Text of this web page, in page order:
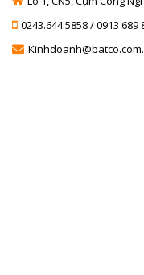
0243.644.5858 / 0913 689